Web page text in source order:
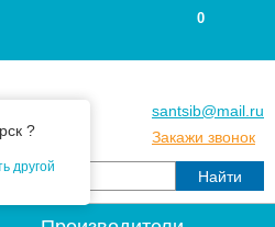
?
другой
santsib@mail.ru
Закажи звонок
0